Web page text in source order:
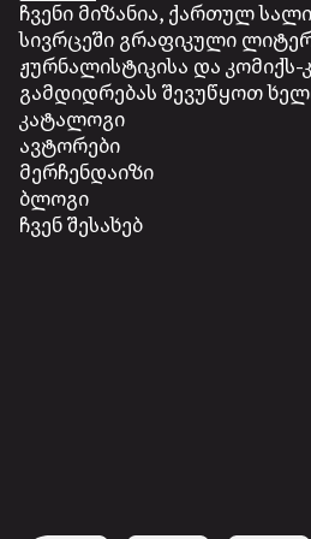
ჩვენი მიზანია, ქართულ
სივრცეში გრაფიკული
ჟურნალისტიკისა და
გამდიდრებას შევუწყოთ
კატალოგი
ავტორები
მერჩენდაიზი
ბლოგი
ჩვენ შესახებ